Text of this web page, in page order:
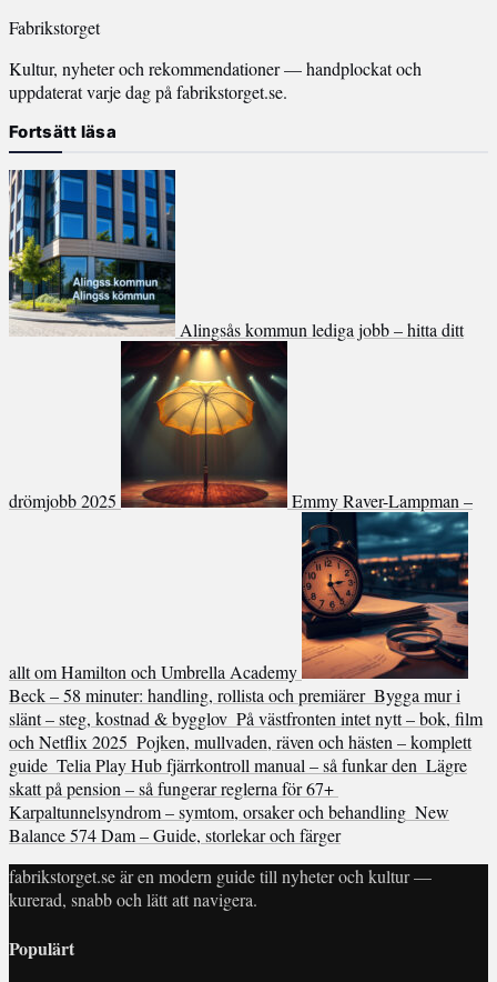
Fabrikstorget
Kultur, nyheter och rekommendationer — handplockat och
uppdaterat varje dag på fabrikstorget.se.
Fortsätt läsa
Alingsås kommun lediga jobb – hitta ditt
drömjobb 2025 Emmy Raver-Lampman –
allt om Hamilton och Umbrella Academy
Beck – 58 minuter: handling, rollista och premiärer Bygga mur i
slänt – steg, kostnad & bygglov På västfronten intet nytt – bok, film
och Netflix 2025 Pojken, mullvaden, räven och hästen – komplett
guide Telia Play Hub fjärrkontroll manual – så funkar den Lägre
skatt på pension – så fungerar reglerna för 67+
Karpaltunnelsyndrom – symtom, orsaker och behandling New
Balance 574 Dam – Guide, storlekar och färger
fabrikstorget.se är en modern guide till nyheter och kultur —
kurerad, snabb och lätt att navigera.
Populärt